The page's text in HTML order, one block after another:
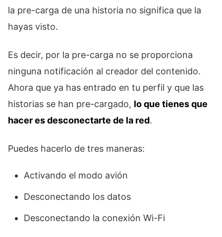
la pre-carga de una historia no significa que la
hayas visto.
Es decir, por la pre-carga no se proporciona
ninguna notificación al creador del contenido.
Ahora que ya has entrado en tu perfil y que las
historias se han pre-cargado, lo que tienes que
hacer es desconectarte de la red.
Puedes hacerlo de tres maneras:
Activando el modo avión
Desconectando los datos
Desconectando la conexión Wi-Fi